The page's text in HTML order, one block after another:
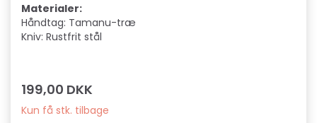
Materialer:
Håndtag: Tamanu-træ
Kniv: Rustfrit stål
199,00 DKK
Kun få stk. tilbage